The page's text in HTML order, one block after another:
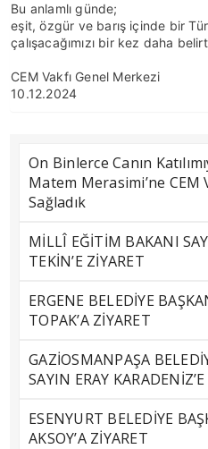
Bu anlamlı günde;
eşit, özgür ve barış içinde bir
çalışacağımızı bir kez daha
CEM Vakfı Genel Merkezi
10.12.2024
On Binlerce Canın
Matem Merasimi’ne CEM
Sağladık
MİLLÎ EĞİTİM BAKANI
TEKİN’E ZİYARET
ERGENE BELEDİYE
TOPAK’A ZİYARET
GAZİOSMANPAŞA
SAYIN ERAY
ESENYURT BELEDİYE
AKSOY’A ZİYARET